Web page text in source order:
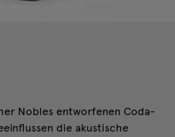
Nobles entworfenen Coda-
die akustische